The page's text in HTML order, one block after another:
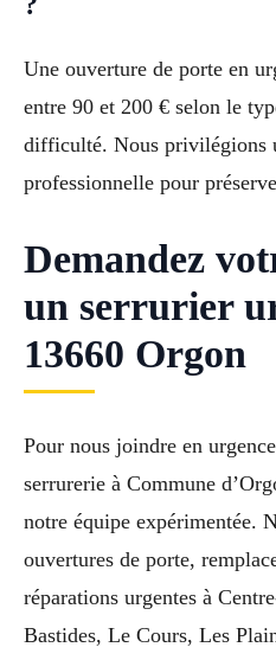
Une ouverture de porte en
entre 90 et 200 € selon le
difficulté. Nous privilégions
professionnelle pour
Demandez
un serrurier
13660 Orgon
Pour nous joindre en
serrurerie à Commune
notre équipe expérimentée.
ouvertures de porte,
réparations urgentes à
Bastides, Le Cours, Les